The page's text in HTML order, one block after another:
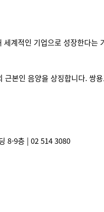
계적인 기업으로 성장한다는
본인 음양을 상징합니다.
디자인포커스빌딩